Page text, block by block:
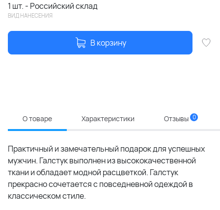
1 шт. - Российский склад
ВИД НАНЕСЕНИЯ
В корзину
О товаре Характеристики Отзывы 0
Практичный и замечательный подарок для успешных
мужчин. Галстук выполнен из высококачественной
ткани и обладает модной расцветкой. Галстук
прекрасно сочетается с повседневной одеждой в
классическом стиле.